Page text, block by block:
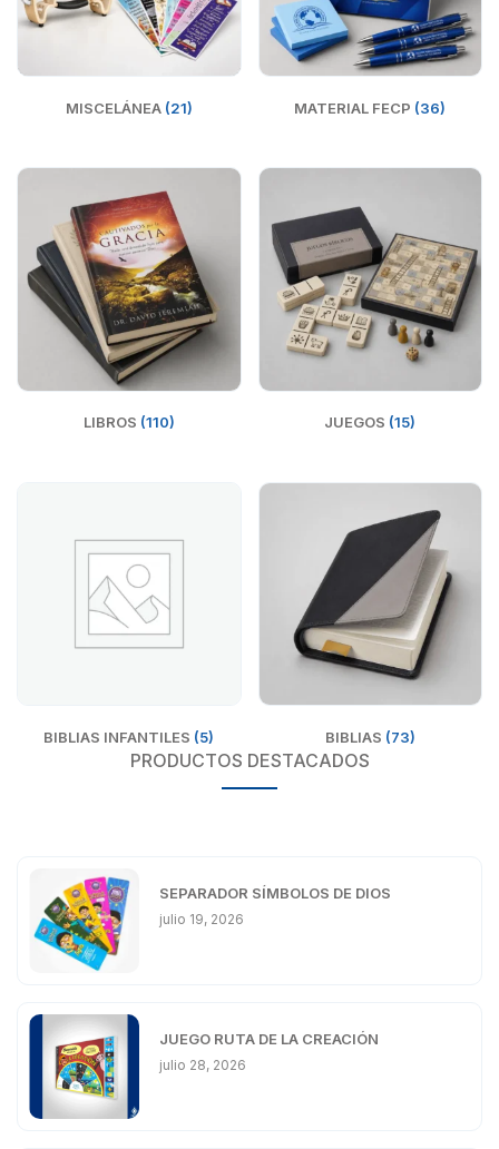
MISCELÁNEA (21) MATERIAL FECP (36)
LIBROS (110) JUEGOS (15)
BIBLIAS INFANTILES (5) BIBLIAS (73)
PRODUCTOS DESTACADOS
SEPARADOR SÍMBOLOS DE DIOS
julio 19, 2026
JUEGO RUTA DE LA CREACIÓN
julio 28, 2026